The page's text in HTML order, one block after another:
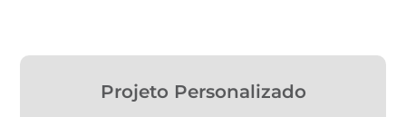
Projeto Personalizado